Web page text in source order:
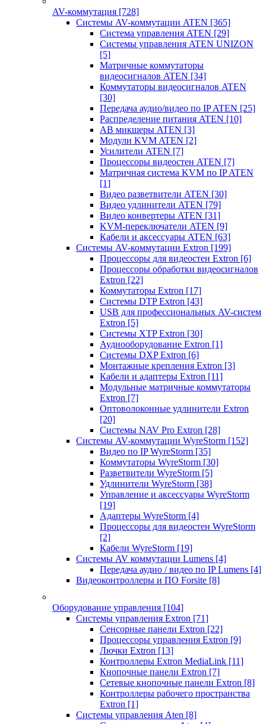
AV-коммутация [728]
Системы AV-коммутации ATEN [365]
Система управления ATEN [29]
Системы управления ATEN UNIZON
[5]
Матричные коммутаторы
видеосигналов ATEN [34]
Коммутаторы видеосигналов ATEN
[30]
Передача аудио/видео по IP ATEN [25]
Распределение питания ATEN [10]
АВ микшеры ATEN [3]
Модули KVM ATEN [2]
Усилители ATEN [7]
Процессоры видеостен ATEN [7]
Матричная система KVM по IP ATEN
[1]
Видео разветвители ATEN [30]
Видео удлинители ATEN [79]
Видео конвертеры ATEN [31]
KVM-переключатели ATEN [9]
Кабели и аксессуары ATEN [63]
Системы AV-коммутации Extron [199]
Процессоры для видеостен Extron [6]
Процессоры обработки видеосигналов
Extron [22]
Коммутаторы Extron [17]
Системы DTP Extron [43]
USB для профессиональных AV-систем
Extron [5]
Системы XTP Extron [30]
Аудиооборудование Extron [1]
Системы DXP Extron [6]
Монтажные крепления Extron [3]
Кабели и адаптеры Extron [11]
Модульные матричные коммутаторы
Extron [7]
Оптоволоконные удлинители Extron
[20]
Системы NAV Pro Extron [28]
Системы AV-коммутации WyreStorm [152]
Видео по IP WyreStorm [35]
Коммутаторы WyreStorm [30]
Разветвители WyreStorm [5]
Удлинители WyreStorm [38]
Управление и аксессуары WyreStorm
[19]
Адаптеры WyreStorm [4]
Процессоры для видеостен WyreStorm
[2]
Кабели WyreStorm [19]
Системы AV коммутации Lumens [4]
Передача аудио / видео по IP Lumens [4]
Видеоконтроллеры и ПО Forsite [8]
Оборудование управления [104]
Системы управления Extron [71]
Сенсорные панели Extron [22]
Процессоры управления Extron [9]
Лючки Extron [13]
Контроллеры Extron MediaLink [11]
Кнопочные панели Extron [7]
Сетевые кнопочные панели Extron [8]
Контроллеры рабочего пространства
Extron [1]
Системы управления Aten [8]